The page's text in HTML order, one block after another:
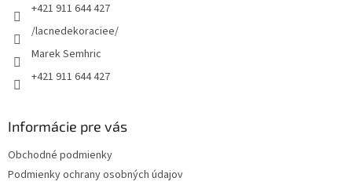
+421 911 644 427
/lacnedekoraciee/
Marek Semhric
+421 911 644 427
Informácie pre vás
Obchodné podmienky
Podmienky ochrany osobných údajov